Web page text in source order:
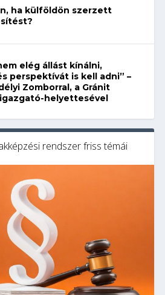
ha külföldön szerzett
elég állást kínálni,
perspektívát is kell adni” –
Zomborral, a Gránit
helyettesével
rendszer friss témái